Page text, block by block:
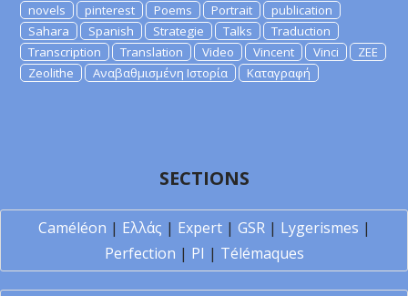
novels
pinterest Poems Portrait
publication
Sahara
Spanish Strategie Talks
Traduction
Transcription
Translation Video Vincent Vinci
ZEE
Zeolithe
Αναβαθμισμένη Ιστορία Καταγραφή
SECTIONS
Caméléon | Ελλάς | Expert| GSR| Lygerismes |
Perfection | PI | Télémaques